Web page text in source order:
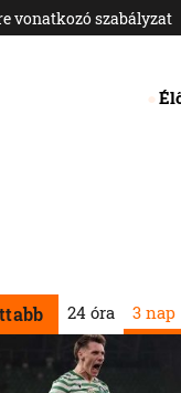
vonatkozó szabályzat
24 óra 3 nap